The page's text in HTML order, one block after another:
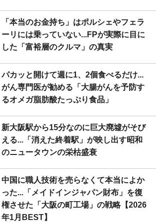
「本当のお金持ち」はポルシェやフェラ
ーリには乗っていない...FPが実際に目に
した「富裕層のクルマ」の真実
パカッと開けて週に1、2個食べるだけ...
がん専門医が勧める「大腸がんを予防す
るオメガ脂肪酸たっぷり食品」
新大阪駅から15分なのに巨大廃墟がそび
える...「消えた終着駅」が映し出す昭和
のニュータウンの栄枯盛衰
中国に職人技術を売らなくて本当によか
った...「メイドインジャパン財布」を復
権させた「大阪の町工場」の戦略【2026
年1月BEST】